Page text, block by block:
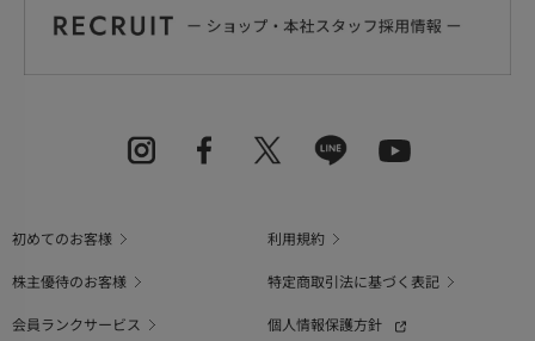
初めてのお客様
利用規約
株主優待のお客様
特定商取引法に基づく表記
会員ランクサービス
個人情報保護方針